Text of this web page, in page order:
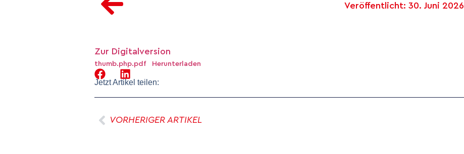
Veröffentlicht: 30. Juni 2026
Zur Digitalversion
thumb.php.pdf Herunterladen
Jetzt Artikel teilen:
VORHERIGER ARTIKEL